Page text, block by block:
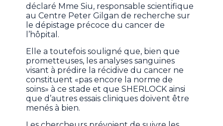
déclaré Mme Siu, responsable scientifique
au Centre Peter Gilgan de recherche sur
le dépistage précoce du cancer de
l’hôpital.
Elle a toutefois souligné que, bien que
prometteuses, les analyses sanguines
visant à prédire la récidive du cancer ne
constituent «pas encore la norme de
soins» à ce stade et que SHERLOCK ainsi
que d’autres essais cliniques doivent être
menés à bien.